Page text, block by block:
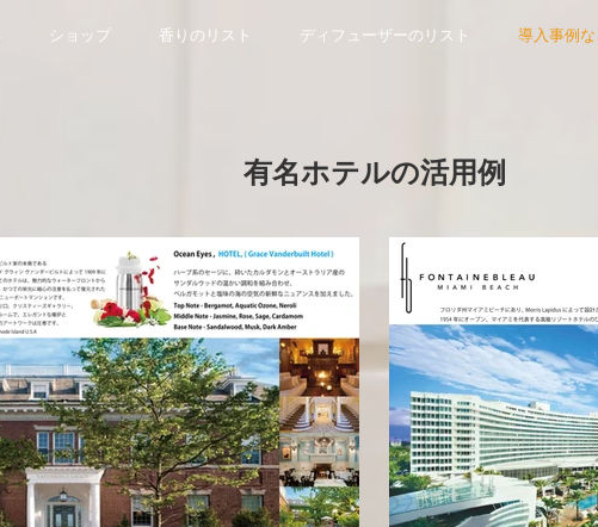
ショップ 香りのリスト ディフューザーのリスト 導入事例
有名ホテルの活用例